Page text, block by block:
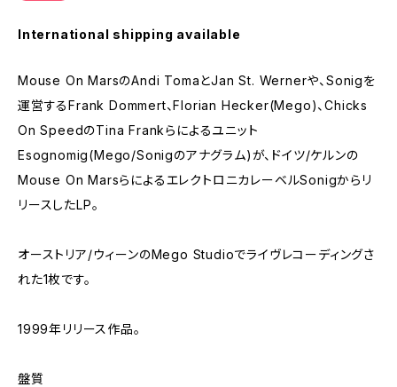
International shipping available
Mouse On MarsのAndi TomaとJan St. Wernerや、Sonigを
運営するFrank Dommert、Florian Hecker(Mego)、Chicks
On SpeedのTina Frankらによるユニット
Esognomig(Mego/Sonigのアナグラム)が、ドイツ/ケルンの
Mouse On MarsらによるエレクトロニカレーベルSonigからリ
リースしたLP。
オーストリア/ウィーンのMego Studioでライヴレコーディングさ
れた1枚です。
1999年リリース作品。
盤質